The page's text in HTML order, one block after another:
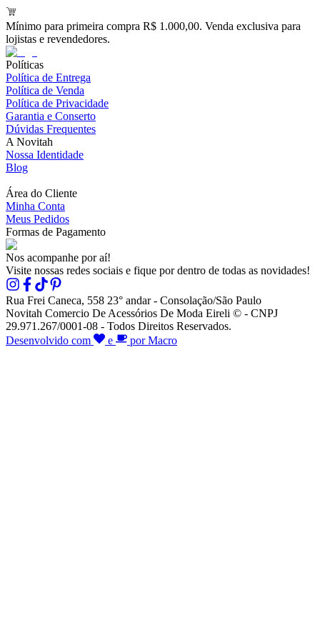
Mínimo para primeira compra R$ 1.000,00. Venda exclusiva para
lojistas e revendedores.
Políticas
Política de Entrega
Política de Venda
Política de Privacidade
Garantia e Conserto
Dúvidas Frequentes
A Novitah
Nossa Identidade
Blog
Área do Cliente
Minha Conta
Meus Pedidos
Formas de Pagamento
Nos acompanhe por aí!
Visite nossas redes sociais e fique por dentro de todas as novidades!
Rua Frei Caneca, 558 23° andar - Consolação/São Paulo
Novitah Comercio De Acessórios De Moda Eireli © - CNPJ
29.971.267/0001-08 - Todos Direitos Reservados.
Desenvolvido com
e por Macro